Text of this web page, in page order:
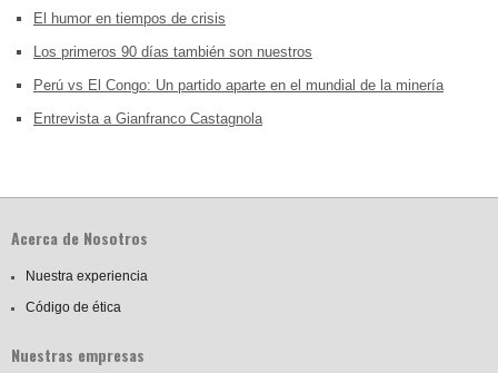
El humor en tiempos de crisis
Los primeros 90 días también son nuestros
Perú vs El Congo: Un partido aparte en el mundial de la minería
Entrevista a Gianfranco Castagnola
Acerca de Nosotros
Nuestra experiencia
Código de ética
Nuestras empresas